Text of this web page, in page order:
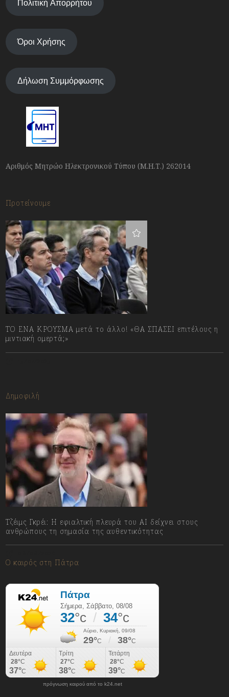
Πολιτική Απορρήτου
Όροι Χρήσης
Δήλωση Συμμόρφωσης
Αριθμός Μητρώο Ηλεκτρονικού Τύπου (Μ.Η.Τ.) 262014
Προτείνουμε
ΤΟ ΕΝΑ ΚΡΟΥΣΜΑ μετά το άλλο! «ΘΑ ΣΠΑΣΕΙ επιτέλους η
μιντιακή ομερτά;»
Δημοφιλή
Τζέιμς Γκρέι: H εφιαλτική πλευρά του ΑI δείχνει στους
ανθρώπους τη σημασία της αυθεντικότητας
Ο καιρός στη Πάτρα
πρόγνωση καιρού από το k24.net